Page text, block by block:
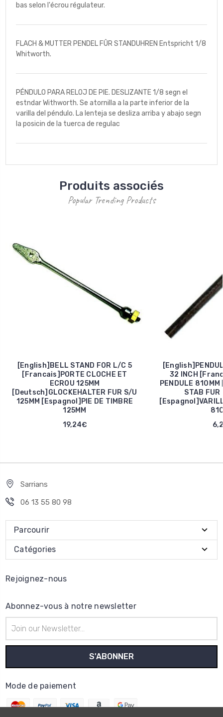
bas selon l'écrou régulateur.
FLACH & MUTTER PENDEL FÛR STANDUHREN Entspricht 1/8
Whitworth.
PÉNDULO PARA RELOJ DE PIE. DESLIZANTE 1/8 segn el
estndar Withworth. Se atornilla a la parte inferior de la
varilla del péndulo. La lenteja se desliza arriba y abajo segn
la posicin de la tuerca de regulac
Produits associés
Popular Trending Products
[English]BELL STAND FOR L/C 5
[Francais]PORTE CLOCHE ET
ECROU 125MM
[Deutsch]GLOCKEHALTER FUR S/U
125MM [Espagnol]PIE DE TIMBRE
125MM
19,24€
32 INCH
PENDULE
STAB
Sarrians
06 13 55 80 98
Parcourir
Catégories
Rejoignez-nous
Abonnez-vous à notre newsletter
e-
mail
Mode de paiement